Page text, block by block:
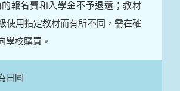
報名費和入學金不予退還；教材
使用指定教材而有所不同，需在確
學校購買。
日圓